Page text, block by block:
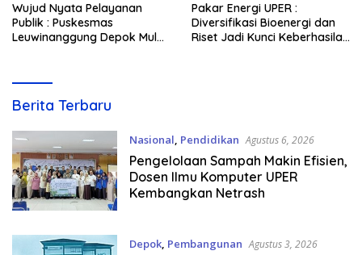
Wujud Nyata Pelayanan
Publik : Puskesmas
Leuwinanggung Depok Mulai
Pakar Energi UPER :
Diversifikasi Bioenergi dan
Riset Jadi Kunci Keberhasilan
kejarnews
Berita Terbaru
Nasional, Pendidikan Agustus 6, 2026
Pengelolaan Sampah Makin Efisien,
Dosen Ilmu Komputer UPER
Kembangkan Netrash
Depok, Pembangunan Agustus 3, 2026